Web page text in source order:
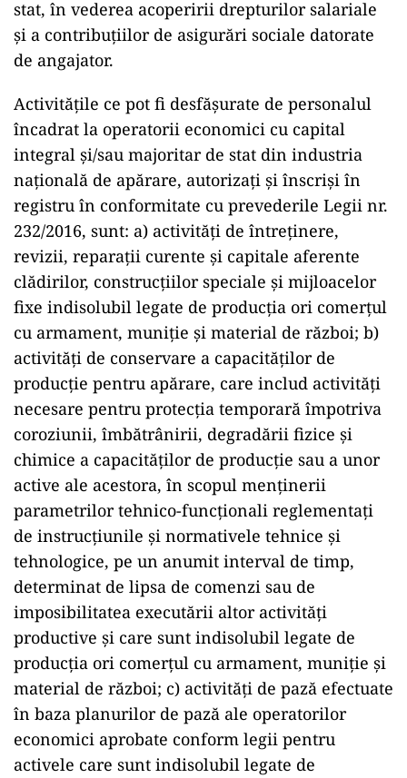
stat, în vederea acoperirii drepturilor salariale
și a contribuțiilor de asigurări sociale datorate
de angajator.
Activitățile ce pot fi desfășurate de personalul
încadrat la operatorii economici cu capital
integral și/sau majoritar de stat din industria
națională de apărare, autorizați și înscriși în
registru în conformitate cu prevederile Legii nr.
232/2016, sunt: a) activități de întreținere,
revizii, reparații curente și capitale aferente
clădirilor, construcțiilor speciale și mijloacelor
fixe indisolubil legate de producția ori comerțul
cu armament, muniție și material de război; b)
activități de conservare a capacităților de
producție pentru apărare, care includ activități
necesare pentru protecția temporară împotriva
coroziunii, îmbătrânirii, degradării fizice și
chimice a capacităților de producție sau a unor
active ale acestora, în scopul menținerii
parametrilor tehnico-funcționali reglementați
de instrucțiunile și normativele tehnice și
tehnologice, pe un anumit interval de timp,
determinat de lipsa de comenzi sau de
imposibilitatea executării altor activități
productive și care sunt indisolubil legate de
producția ori comerțul cu armament, muniție și
material de război; c) activități de pază efectuate
în baza planurilor de pază ale operatorilor
economici aprobate conform legii pentru
activele care sunt indisolubil legate de